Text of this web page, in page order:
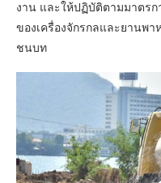
งาน และให้ปฏิบัติตามมาตร
ของเครื่องจักรกลและยานพ
ชนบท